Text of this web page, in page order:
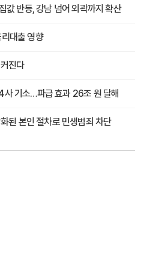
반등, 강남 넘어 외곽까지 확산
대출 영향
진다
사 기소…파급 효과 26조 원 달해
된 본인 절차로 민생범죄 차단